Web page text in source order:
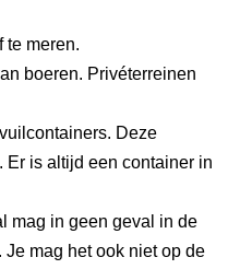
te meren.
boeren. Privéterreinen
Deze
is altijd een container in
mag in geen geval in de
mag het ook niet op de